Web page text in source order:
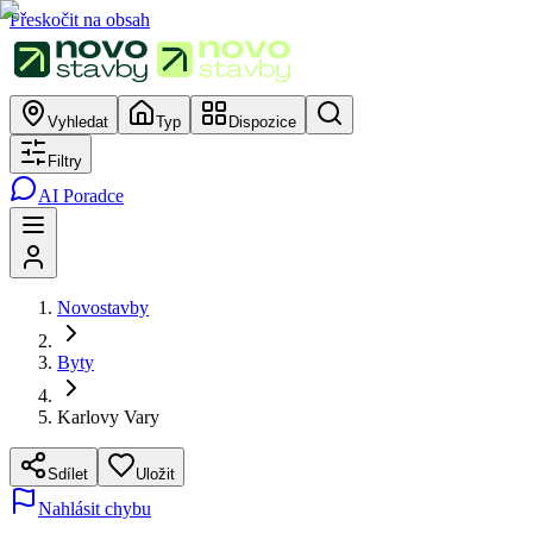
Přeskočit na obsah
Vyhledat Typ Dispozice
Filtry
AI Poradce
Novostavby
Byty
Karlovy Vary
Sdílet Uložit
Nahlásit chybu